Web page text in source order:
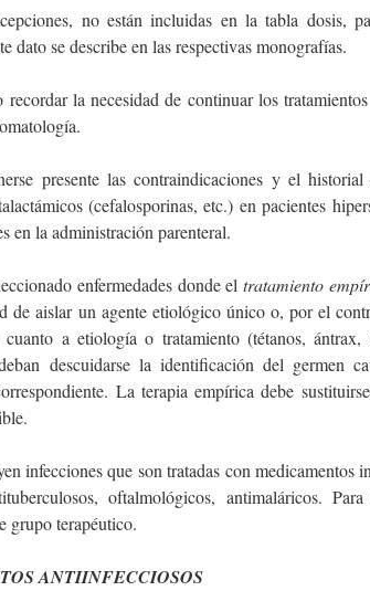
no están incluidas en la tabla dosis,
dato se describe en las respectivas monografías.
la necesidad de continuar los
presente las contraindicaciones y el historial
(cefalosporinas, etc.) en pacientes
en la administración parenteral.
enfermedades donde eltratamiento
de aislar un agente etiológico único o, por el
a etiología o tratamiento (tétanos, ántrax,
descuidarse la identificación del germen
La terapia empírica debe
infecciones que son tratadas con medicamentos
oftalmológicos, antimaláricos.
grupo terapéutico.
ANTIINFECCIOSOS